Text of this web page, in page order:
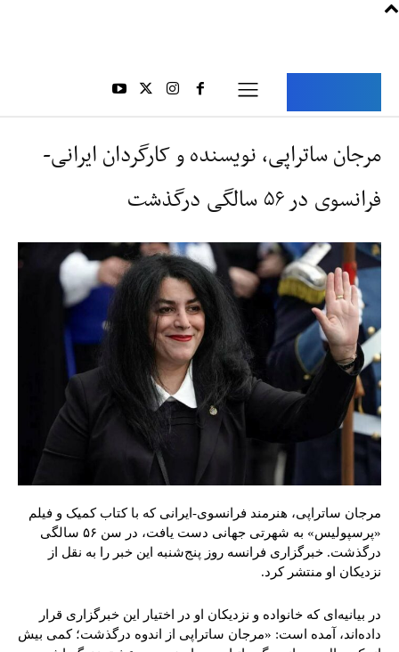
مرجان ساتراپی، نویسنده و کارگردان ایرانی-
فرانسوی در ۵۶ سالگی درگذشت
مرجان ساتراپی، هنرمند فرانسوی-ایرانی که با کتاب کمیک و فیلم
«پرسپولیس» به شهرتی جهانی دست یافت، در سن ۵۶ سالگی
درگذشت. خبرگزاری فرانسه روز پنج‌شنبه این خبر را به نقل از
نزدیکان او منتشر کرد.
در بیانیه‌ای که خانواده و نزدیکان او در اختیار این خبرگزاری قرار
داده‌اند، آمده است: «مرجان ساتراپی از اندوه درگذشت؛ کمی بیش